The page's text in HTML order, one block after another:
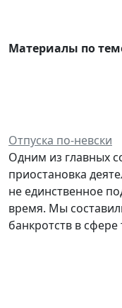
Материалы по
Отпуска по-невски
Одним из главных
приостановка
не единственное
время. Мы
банкротств в сфере